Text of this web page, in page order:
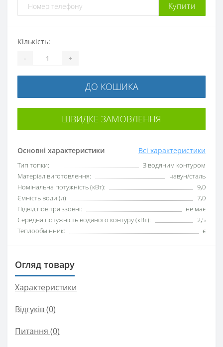
Купити
Основні характеристики Всі характеристики
Тип топки:
З водяним контуром
Матеріал виготовлення:
чавун/сталь
Номінальна потужність (кВт):
9,0
Ємність води (л):
7,0
Підвід повітря ззовні:
не має
Середня потужність водяного контуру (кВт):
2,5
Теплообмінник:
є
Кількість:
- +
ДО КОШИКА
ШВИДКЕ ЗАМОВЛЕННЯ
Огляд товару
Характеристики
Відгуків (0)
Питання (0)